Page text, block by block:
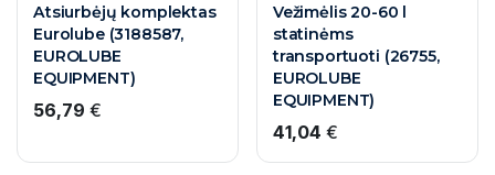
Atsiurbėjų komplektas
Eurolube (3188587,
EUROLUBE
EQUIPMENT)
56,79 €
Vežimėlis 20-60 l
statinėms
transportuoti (26755,
EUROLUBE
EQUIPMENT)
41,04 €